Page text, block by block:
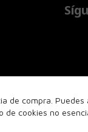
de compra.
cookies no